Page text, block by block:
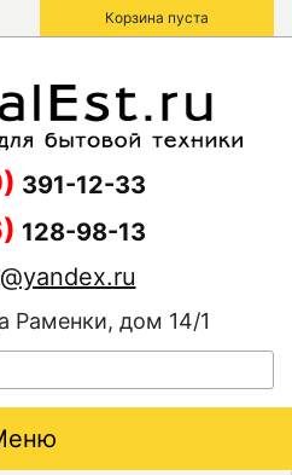
Корзина пуста
391-12-33
128-98-13
Раменки, дом 14/1